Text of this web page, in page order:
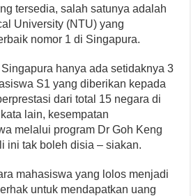
tersedia, salah satunya adalah
University (NTU) yang
nomor 1 di Singapura.
hanya ada setidaknya 3
S1 yang diberikan kepada
dari total 15 negara di
lain, kesempatan
melalui program Dr Goh Keng
ini tak boleh disia – siakan.
mahasiswa yang lolos menjadi
untuk mendapatkan uang